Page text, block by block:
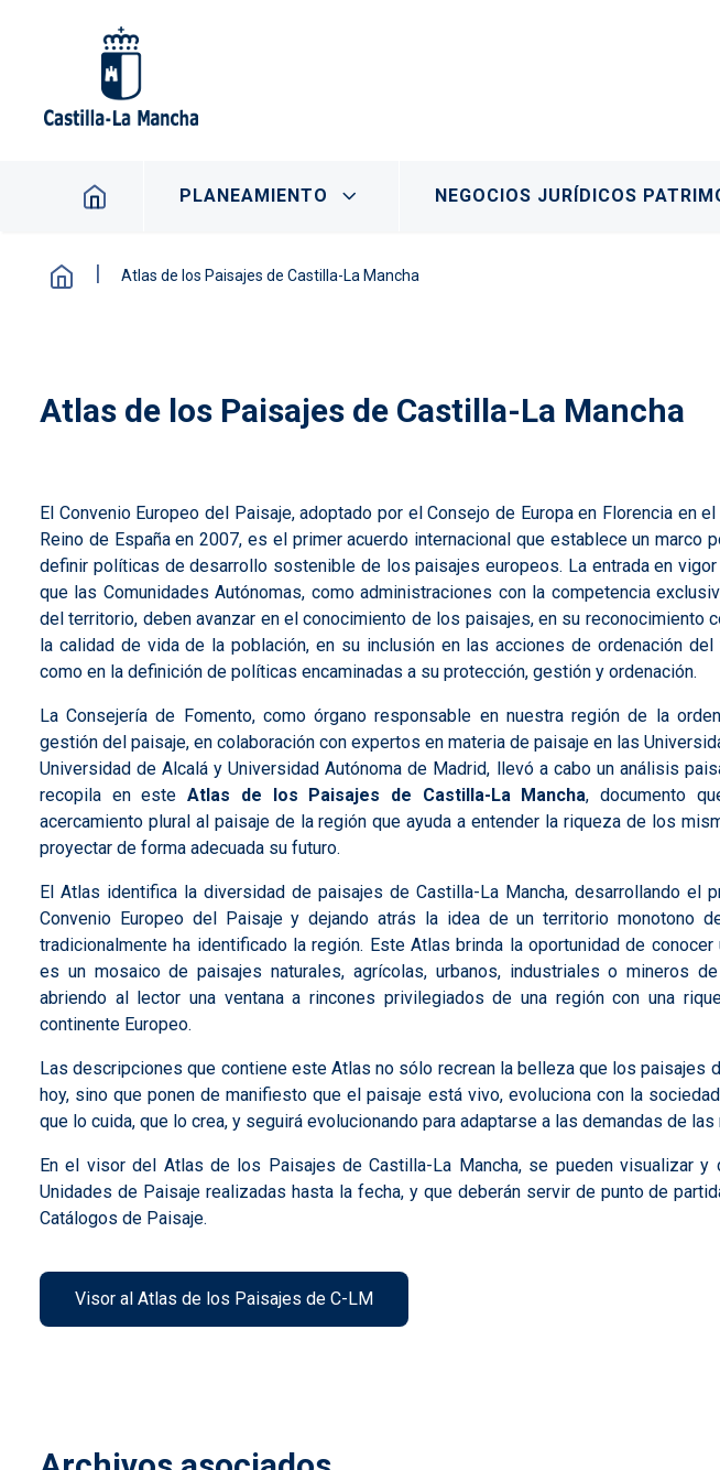
Navegación principal
PLANEAMIENTO NEGOCIOS JURÍDICOS
Atlas de los Paisajes de Castilla-La Mancha
Atlas de los Paisajes de Castilla-La Mancha
El Convenio Europeo del Paisaje, adoptado por el Consejo de Europa en Florencia en
Reino de España en 2007, es el primer acuerdo internacional que establece un marco
definir políticas de desarrollo sostenible de los paisajes europeos. La entrada en
que las Comunidades Autónomas, como administraciones con la competencia
del territorio, deben avanzar en el conocimiento de los paisajes, en su reconocimiento
la calidad de vida de la población, en su inclusión en las acciones de ordenación
como en la definición de políticas encaminadas a su protección, gestión y ordenación.
La Consejería de Fomento, como órgano responsable en nuestra región de la
gestión del paisaje, en colaboración con expertos en materia de paisaje en las
Universidad de Alcalá y Universidad Autónoma de Madrid, llevó a cabo un análisis
recopila en esteAtlas de los Paisajes de Castilla-La Mancha, documento
acercamiento plural al paisaje de la región que ayuda a entender la riqueza de los
proyectar de forma adecuada su futuro.
El Atlas identifica la diversidad de paisajes de Castilla-La Mancha, desarrollando el
Convenio Europeo del Paisaje y dejando atrás la idea de un territorio monotono
tradicionalmente ha identificado la región. Este Atlas brinda la oportunidad de conocer
es un mosaico de paisajes naturales, agrícolas, urbanos, industriales o mineros
abriendo al lector una ventana a rincones privilegiados de una región con una
continente Europeo.
Las descripciones que contiene este Atlas no sólo recrean la belleza que los paisajes
hoy, sino que ponen de manifiesto que el paisaje está vivo, evoluciona con la
que lo cuida, que lo crea, y seguirá evolucionando para adaptarse a las demandas de
En el visor del Atlas de los Paisajes de Castilla-La Mancha, se pueden visualizar y
Unidades de Paisaje realizadas hasta la fecha, y que deberán servir de punto de
Catálogos de Paisaje.
Visor al Atlas de los Paisajes de C-LM